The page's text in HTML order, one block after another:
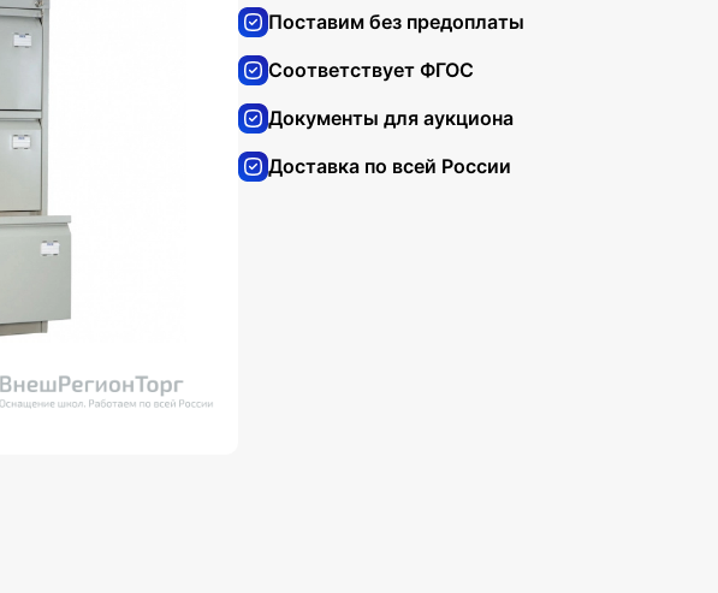
Поставим без предоплаты
Соответствует ФГОС
Документы для аукциона
Доставка по всей России